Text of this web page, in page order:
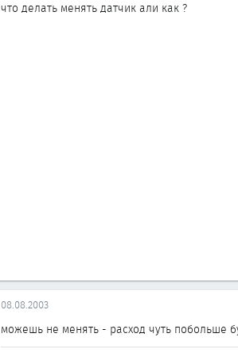
что делать менять датчик али как ?
08.08.2003
можешь не менять - расход чуть побольше